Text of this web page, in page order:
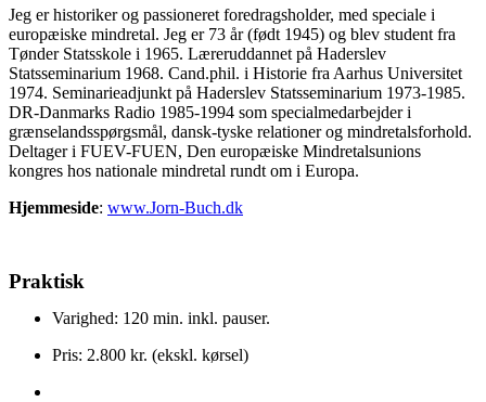
Jeg er historiker og passioneret foredragsholder, med speciale i
europæiske mindretal. Jeg er 73 år (født 1945) og blev student fra
Tønder Statsskole i 1965. Læreruddannet på Haderslev
Statsseminarium 1968. Cand.phil. i Historie fra Aarhus Universitet
1974. Seminarieadjunkt på Haderslev Statsseminarium 1973-1985.
DR-Danmarks Radio 1985-1994 som specialmedarbejder i
grænselandsspørgsmål, dansk-tyske relationer og mindretalsforhold.
Deltager i FUEV-FUEN, Den europæiske Mindretalsunions
kongres hos nationale mindretal rundt om i Europa.
Hjemmeside: www.Jorn-Buch.dk
Praktisk
Varighed: 120 min. inkl. pauser.
Pris: 2.800 kr. (ekskl. kørsel)